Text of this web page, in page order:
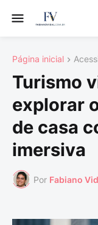
Página inicial
Turismo
explorar
de casa
imersiva
Por Fabiano